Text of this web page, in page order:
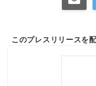
このプレスリリースを